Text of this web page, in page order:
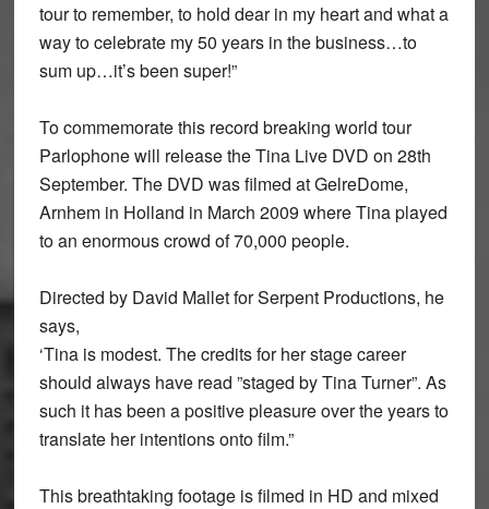
tour to remember, to hold dear in my heart and what a
way to celebrate my 50 years in the business…to
sum up…it’s been super!”
To commemorate this record breaking world tour
Parlophone will release the Tina Live DVD on 28th
September. The DVD was filmed at GelreDome,
Arnhem in Holland in March 2009 where Tina played
to an enormous crowd of 70,000 people.
Directed by David Mallet for Serpent Productions, he
says,
‘Tina is modest. The credits for her stage career
should always have read ”staged by Tina Turner”. As
such it has been a positive pleasure over the years to
translate her intentions onto film.”
This breathtaking footage is filmed in HD and mixed